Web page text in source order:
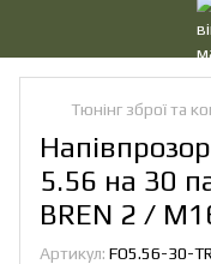
Тюнінг зброї та
5.56 на 30
BREN 2 /
Артикул: FO5.56-30-TR